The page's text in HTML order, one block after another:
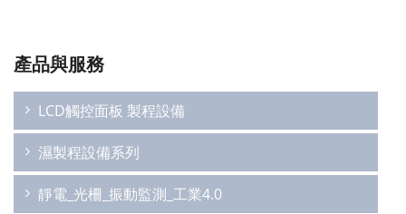
產品與服務
LCD觸控面板 製程設備
濕製程設備系列
靜電_光柵_振動監測_工業4.0